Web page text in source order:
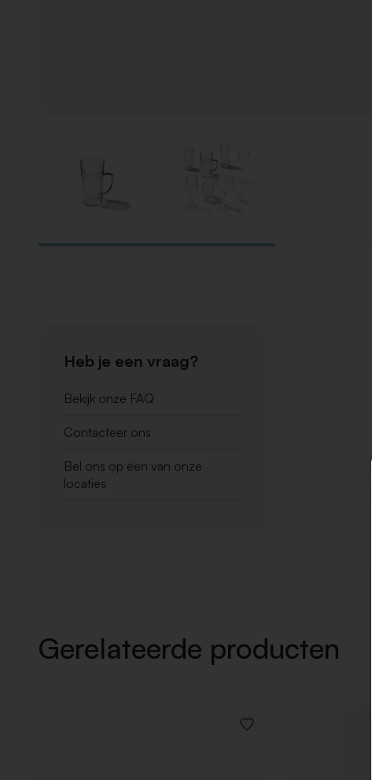
Heb je een vraag?
Bekijk onze FAQ
Contacteer ons
Bel ons op éen van onze
locaties
Gerelateerde producten
VOEG